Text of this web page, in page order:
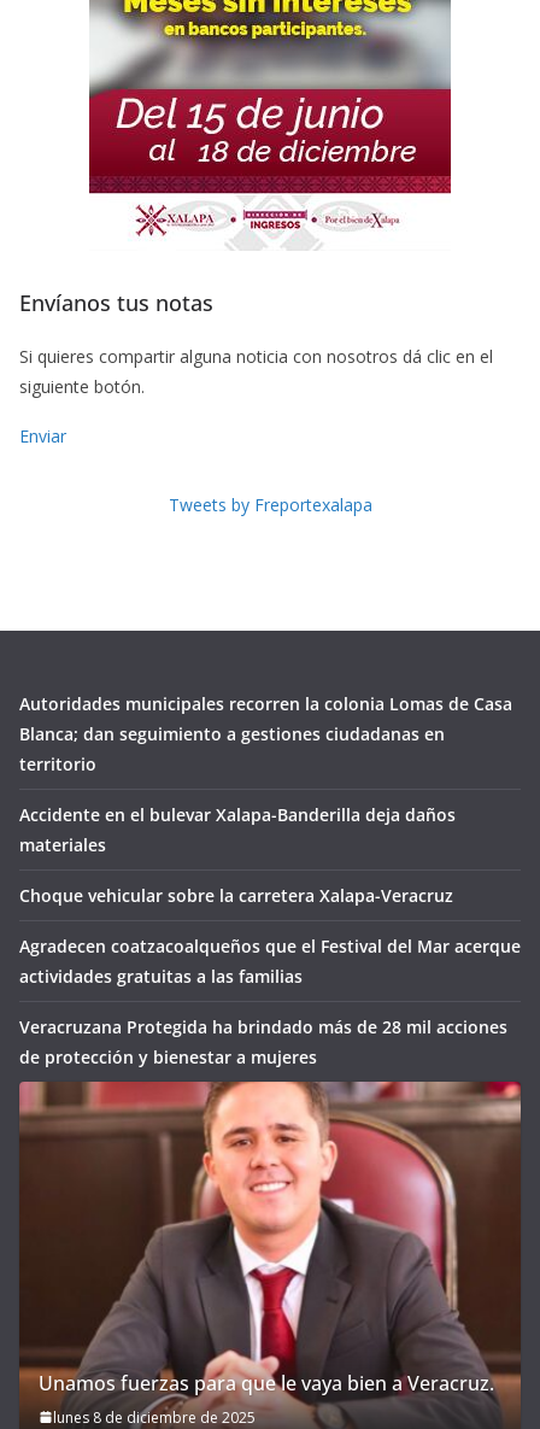
Envíanos tus notas
Si quieres compartir alguna noticia con nosotros dá clic en el
siguiente botón.
Enviar
Tweets by Freportexalapa
Autoridades municipales recorren la colonia Lomas de Casa
Blanca; dan seguimiento a gestiones ciudadanas en
territorio
Accidente en el bulevar Xalapa-Banderilla deja daños
materiales
Choque vehicular sobre la carretera Xalapa-Veracruz
Agradecen coatzacoalqueños que el Festival del Mar acerque
actividades gratuitas a las familias
Veracruzana Protegida ha brindado más de 28 mil acciones
de protección y bienestar a mujeres
Unamos fuerzas para que le vaya bien a Veracruz.
lunes 8 de diciembre de 2025